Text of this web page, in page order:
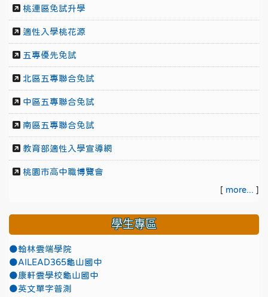
桃連區免試升學
適性入學桃花源
五專優先免試
北區五專聯合免試
中區五專聯合免試
南區五專聯合免試
教育部適性入學宣導網
桃園市高中職博覽會
[ more... ]
學生專區
●翰林雲端學院
●AILEAD365龜山國中
●康軒雲學校龜山國中
●英文單字普測